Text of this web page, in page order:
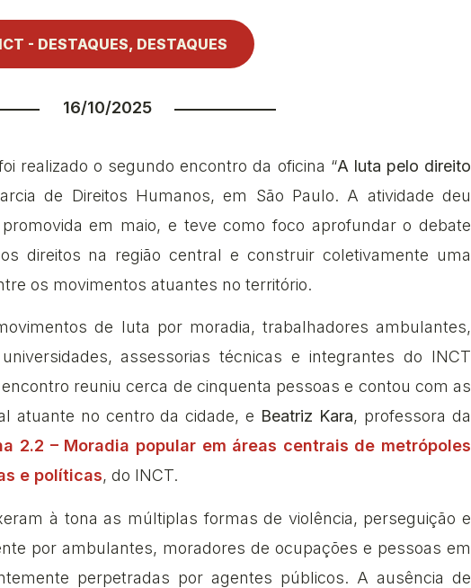
- DESTAQUES, DESTAQUES
16/10/2025
realizado o segundo encontro da oficina “A luta pelo direito
de Direitos Humanos, em São Paulo. A atividade deu
promovida em maio, e teve como foco aprofundar o debate
direitos na região central e construir coletivamente uma
os movimentos atuantes no território.
de luta por moradia, trabalhadores ambulantes,
assessorias técnicas e integrantes do INCT
reuniu cerca de cinquenta pessoas e contou com as
atuante no centro da cidade, e Beatriz Kara, professora da
2.2 – Moradia popular em áreas centrais de metrópoles
e políticas, do INCT.
à tona as múltiplas formas de violência, perseguição e
por ambulantes, moradores de ocupações e pessoas em
perpetradas por agentes públicos. A ausência de